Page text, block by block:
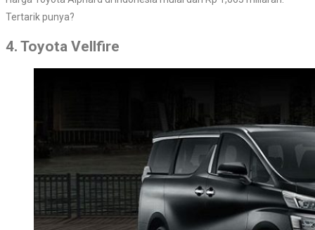
Tertarik punya?
4. Toyota Vellfire